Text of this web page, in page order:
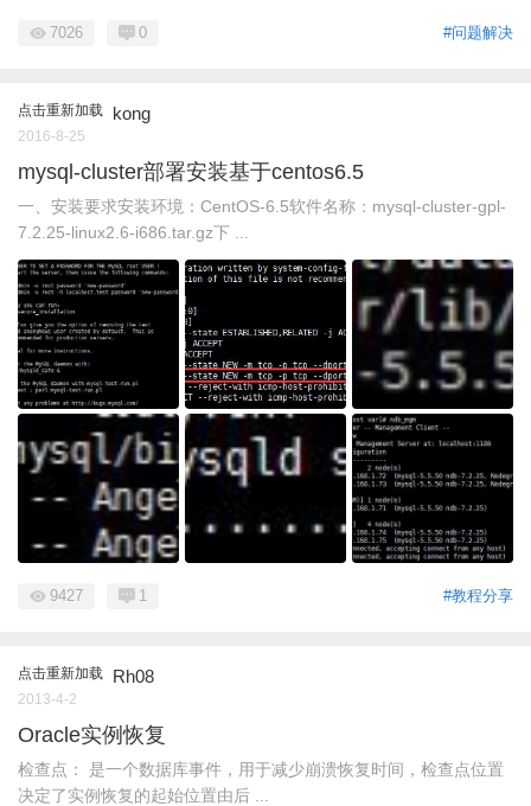
#问题解决
7026 0
点击重新加载 kong
2016-8-25
mysql-cluster部署安装基于centos6.5
一、安装要求安装环境：CentOS-6.5软件名称：mysql-cluster-gpl-
7.2.25-linux2.6-i686.tar.gz下 ...
#教程分享
9427 1
点击重新加载 Rh08
2013-4-2
Oracle实例恢复
检查点： 是一个数据库事件，用于减少崩溃恢复时间，检查点位置
决定了实例恢复的起始位置由后 ...